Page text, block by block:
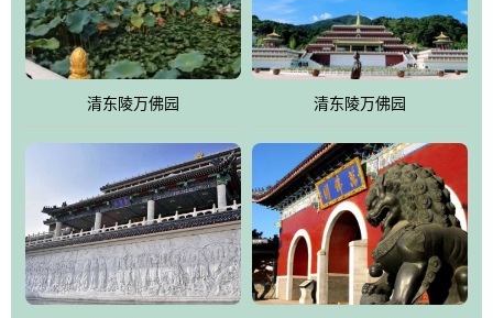
园手法相结合的默契操作，建成一处特色鲜明、服务周全、环境优
美、民族风格突出，与周边文物古迹交相呼应的极具吸引力的花园
式园林。
万佛园工程一期占地448亩，目前完成投资近12亿元人民币，园区采
用全仿古式建筑，寻求与世界文化遗产地清东陵的和谐统一，在园
区建设中寻求陵园建设与景区建设的有机融合，充分发挥独一无二
的地形优势，打造现代艺术园林，建设旅游景观、寺庙、酒店等综
合服务设施，服务于陵园经营，使企业的多元化经营项目相互依
托、相互促进，园区绿化覆盖率达90%。
设计建造各种墓地墓位3万个；主体建筑金宝塔，墓位容量8万个，
清东陵万佛园 清东陵万佛园